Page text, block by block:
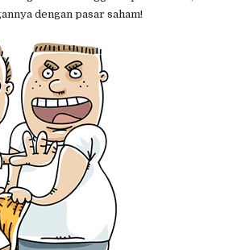
dengan pasar saham!